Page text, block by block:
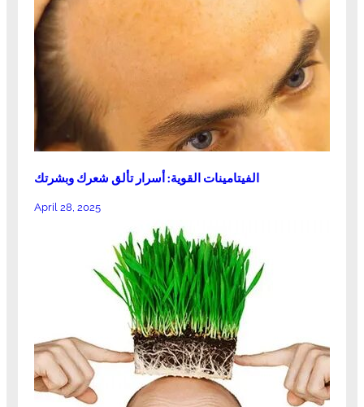
الفيتامينات القوية: أسرار تألق شعرك وبشرتك
April 28, 2025